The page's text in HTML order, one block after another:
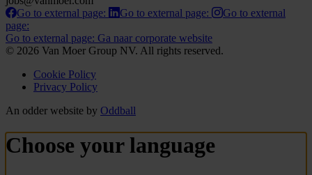
Go to external page:
Go to external page:
Go to external
page:
Go to external page: Ga naar corporate website
© 2026 Van Moer Group NV. All rights reserved.
Cookie Policy
Privacy Policy
An odder website by Oddball
Choose your language